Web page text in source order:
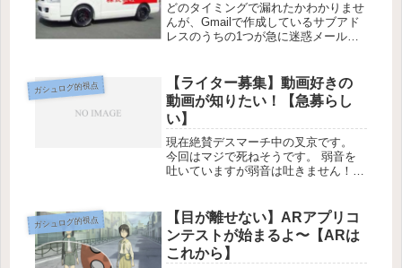
どのタイミングで漏れたかわかりませ
んが、Gmailで作成しているサブアド
レスのうちの1つが急に迷惑メールを
ったく問題ないんですが、どこから漏
れたんだろう。しかしまぁ、最近の...
ガシュログ的視点
【ライター募集】動画好きの
動画が知りたい！【急募らし
い】
現在絶賛デスマーチ中の叉京です。
今回はマジで死ねそうです。 弱音を
吐いていますが弱音は吐きません！
な宣伝ではなく、ライター募集の宣伝
です。 僕がライターとして活動して
い...
ガシュログ的視点
【目が離せない】ARアプリコ
ンテストが始まるよ〜【ARは
これから】